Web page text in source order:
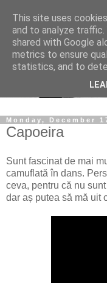
Monday, December
Capoeira
Sunt fascinat de mai
camuflată în dans.
ceva, pentru că nu
dar aș putea să mă uit
This site uses
and to analyze traffic.
shared with Google
metrics to ensure
statistics, and to